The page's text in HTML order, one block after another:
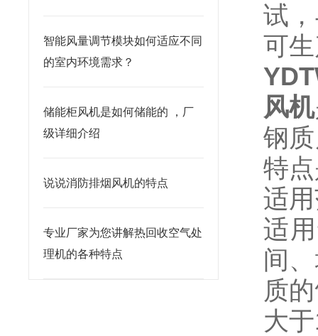
智能风量调节模块如何适应不同
的室内环境需求？
储能柜风机是如何储能的 ，厂
级详细介绍
说说消防排烟风机的特点
专业厂家为您讲解热回收空气处
理机的各种特点
试
可
风机
钢
特
适
适
间
质
大